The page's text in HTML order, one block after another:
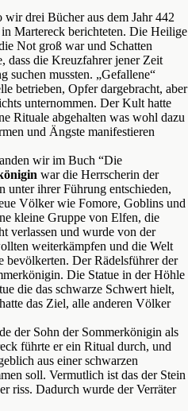
drei Bücher aus dem Jahr 442
Martereck berichteten. Die Heilige
Not groß war und Schatten
dass die Kreuzfahrer jener Zeit
suchen mussten. „Gefallene“
betrieben, Opfer dargebracht, aber
unternommen. Der Kult hatte
Rituale abgehalten was wohl dazu
und Ängste manifestieren
wir im Buch “Die
war die Herrscherin der
unter ihrer Führung entschieden,
Völker wie Fomore, Goblins und
kleine Gruppe von Elfen, die
verlassen und wurde von der
weiterkämpfen und die Welt
bevölkerten. Der Rädelsführer der
Die Statue in der Höhle
die das schwarze Schwert hielt,
das Ziel, alle anderen Völker
der Sohn der Sommerkönigin als
führte er ein Ritual durch, und
aus einer schwarzen
soll. Vermutlich ist das der Stein
riss. Dadurch wurde der Verräter